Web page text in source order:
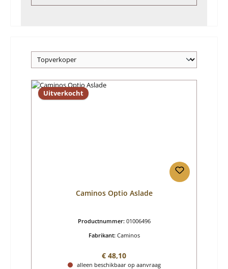
Uitverkocht
Caminos Optio Aslade
Productnummer: 01006496
Fabrikant: Caminos
Normale prijs:
€ 48,10
alleen beschikbaar op aanvraag